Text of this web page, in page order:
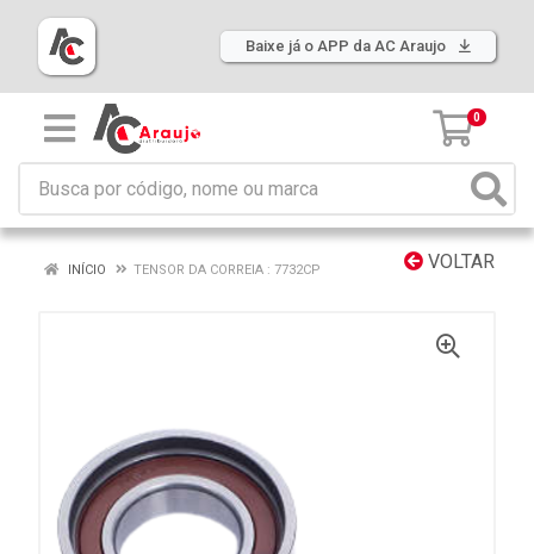
Baixe já o APP da AC Araujo
0
VOLTAR
INÍCIO TENSOR DA CORREIA : 7732CP